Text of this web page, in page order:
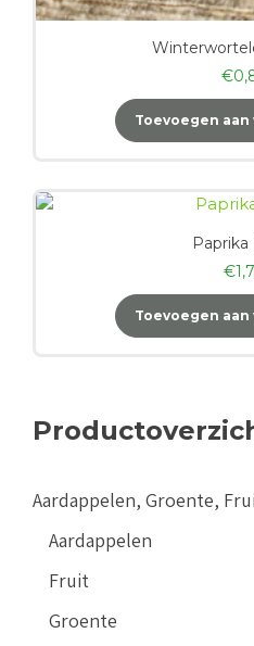
€
Toevoegen
Paprika
€
Toevoegen
Aardappelen, Groente,
Aardappelen
Fruit
Groente